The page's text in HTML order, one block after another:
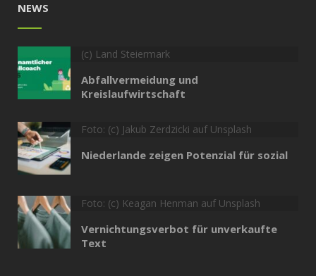
NEWS
(c) Land Steiermark
Abfallvermeidung und
Kreislaufwirtschaft
Foto: (c) Jakub Zerdzicki auf Unsplash
Niederlande zeigen Potenzial für sozial
Foto: (c) Keagan Henman auf Unsplash
Vernichtungsverbot für unverkaufte
Text